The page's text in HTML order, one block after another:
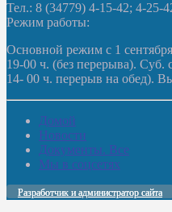
Тел.: 8 (34779) 4-15-42; 4-25-
Режим работы:
Основной режим с 1
19-00 ч. (без перерыва). Суб.
14- 00 ч. перерыв на обед).
Домой
Новости
Документы. Все
Мы в соцсетях
Разработчик и администратор сайта